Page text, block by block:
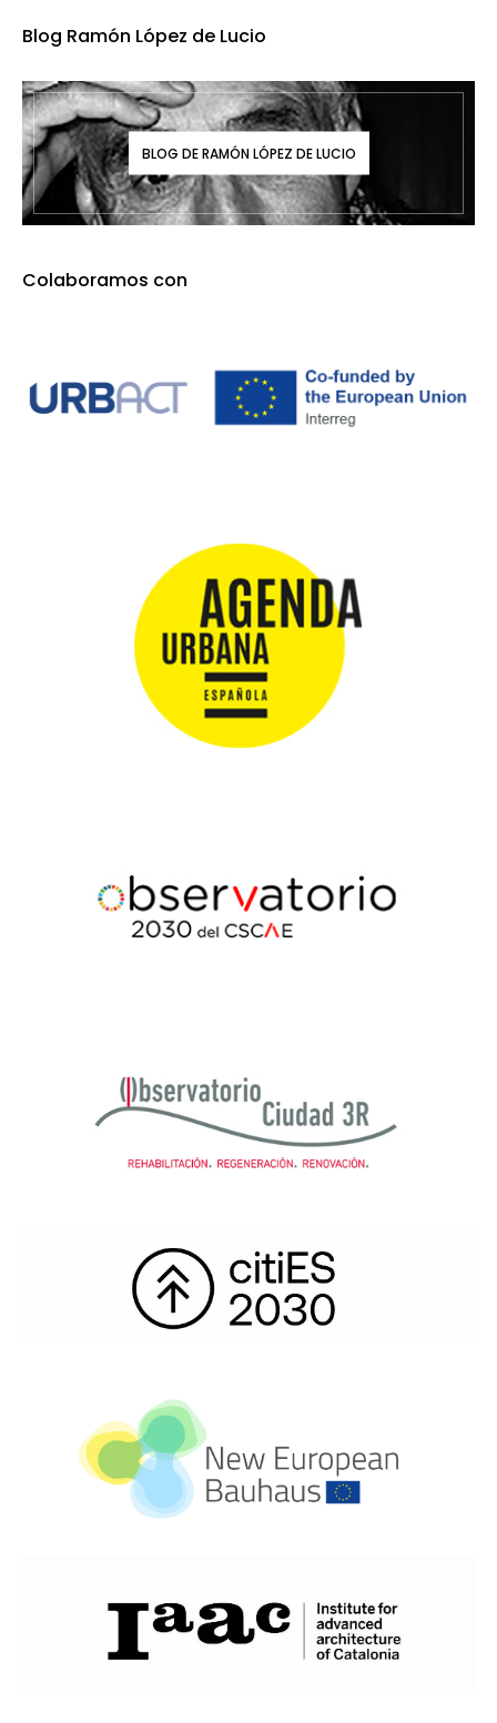
Blog Ramón López de Lucio
BLOG DE RAMÓN LÓPEZ DE LUCIO
Colaboramos con